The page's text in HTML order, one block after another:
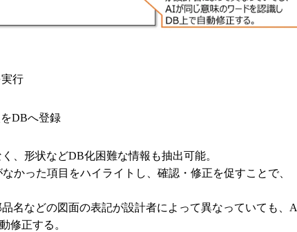
行
DBへ登録
、形状などDB化困難な情報も抽出可能。
かった項目をハイライトし、確認・修正を促すことで、
名などの図面の表記が設計者によって異なっていても、A
修正する。